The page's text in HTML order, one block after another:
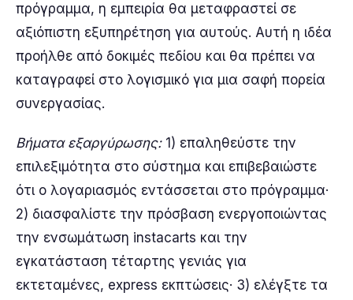
πρόγραμμα, η εμπειρία θα μεταφραστεί σε
αξιόπιστη εξυπηρέτηση για αυτούς. Αυτή η ιδέα
προήλθε από δοκιμές πεδίου και θα πρέπει να
καταγραφεί στο λογισμικό για μια σαφή πορεία
συνεργασίας.
Βήματα εξαργύρωσης:1) επαληθεύστε την
επιλεξιμότητα στο σύστημα και επιβεβαιώστε
ότι ο λογαριασμός εντάσσεται στο πρόγραμμα·
2) διασφαλίστε την πρόσβαση ενεργοποιώντας
την ενσωμάτωση instacarts και την
εγκατάσταση τέταρτης γενιάς για
εκτεταμένες, express εκπτώσεις· 3) ελέγξτε τα